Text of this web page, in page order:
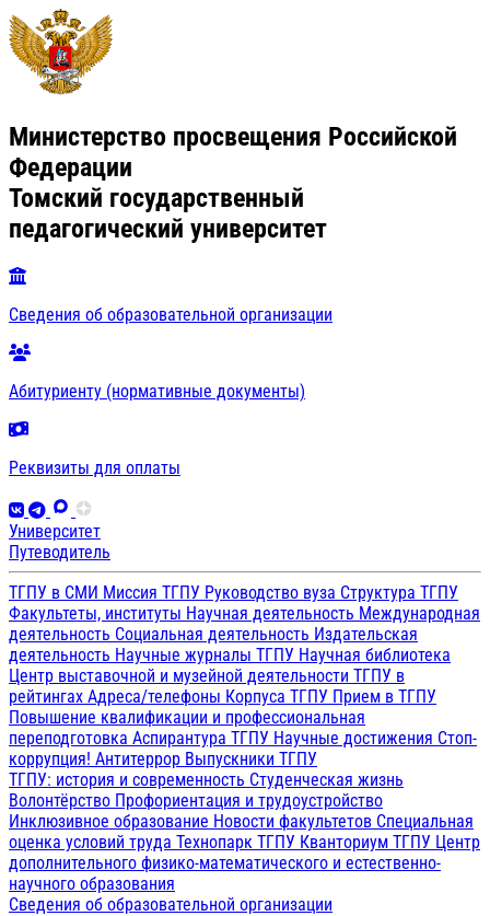
Министерство просвещения Российской
Федерации
Томский государственный
педагогический университет
Сведения об образовательной организации
Абитуриенту (нормативные документы)
Реквизиты для оплаты
Университет
Путеводитель
ТГПУ в СМИ Миссия ТГПУ Руководство вуза Структура ТГПУ
Факультеты, институты Научная деятельность Международная
деятельность Социальная деятельность Издательская
деятельность Научные журналы ТГПУ Научная библиотека
Центр выставочной и музейной деятельности ТГПУ в
рейтингах Адреса/телефоны Корпуса ТГПУ Прием в ТГПУ
Повышение квалификации и профессиональная
переподготовка Аспирантура ТГПУ Научные достижения Стоп-
коррупция! Антитеррор Выпускники ТГПУ
ТГПУ: история и современность Студенческая жизнь
Волонтёрство Профориентация и трудоустройство
Инклюзивное образование Новости факультетов Специальная
оценка условий труда Технопарк ТГПУ Кванториум ТГПУ Центр
дополнительного физико-математического и естественно-
научного образования
Сведения об образовательной организации